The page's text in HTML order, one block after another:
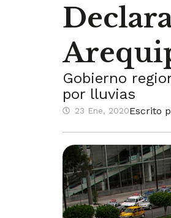
Gobierno
por lluvias
23 Ene, 2020Escrito